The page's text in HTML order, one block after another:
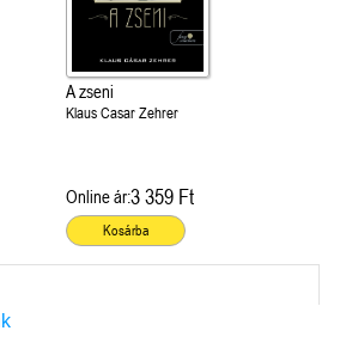
A zseni
Klaus Casar Zehrer
Online ár:3 359 Ft
Kosárba